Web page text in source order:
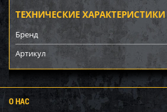
ТЕХНИЧЕСКИЕ ХАРАКТЕРИСТИКИ
Бренд
Артикул
О НАС